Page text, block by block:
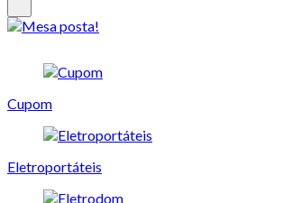
Cupom
Eletroportáteis